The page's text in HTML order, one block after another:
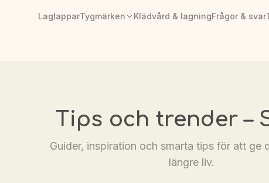
LaglapparTygmärken Klädvård & lagningFrågor & svar
Tips och trender –
Guider, inspiration och smarta tips för att ge
längre liv.